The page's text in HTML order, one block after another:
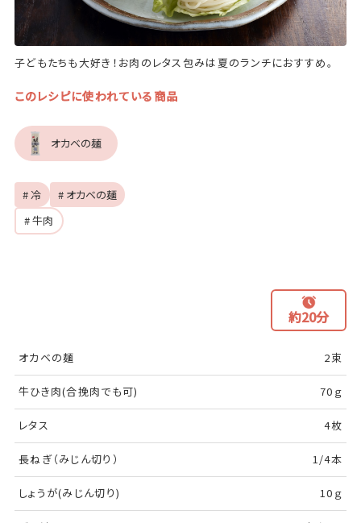
子どもたちも大好き！お肉のレタス包みは夏のランチにおすすめ。
このレシピに使われている商品
オカベの麺
# 冷
# オカベの麺
# 牛肉
約20分
オカベの麺 2束
牛ひき肉(合挽肉でも可) 70ｇ
レタス 4枚
長ねぎ（みじん切り） 1/4本
しょうが(みじん切り) 10ｇ